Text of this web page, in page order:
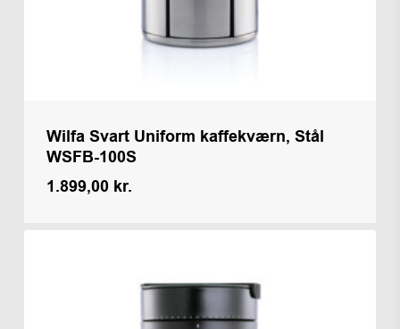
Wilfa Svart Uniform kaffekværn, Stål
WSFB-100S
1.899,00 kr.